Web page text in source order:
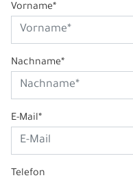
Vorname*
Nachname*
E-Mail*
Telefon